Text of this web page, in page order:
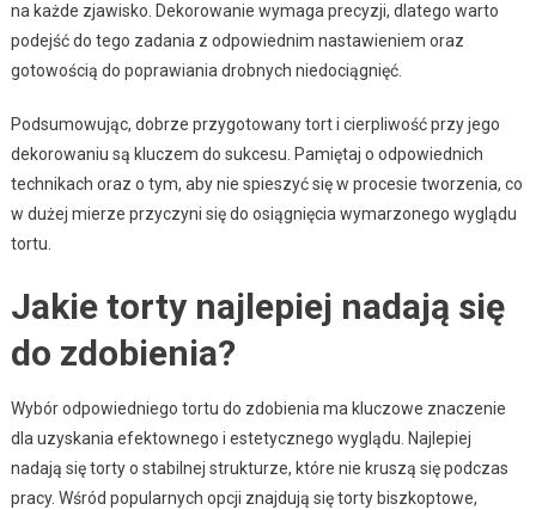
na każde zjawisko. Dekorowanie wymaga precyzji, dlatego warto
podejść do tego zadania z odpowiednim nastawieniem oraz
gotowością do poprawiania drobnych niedociągnięć.
Podsumowując, dobrze przygotowany tort i cierpliwość przy jego
dekorowaniu są kluczem do sukcesu. Pamiętaj o odpowiednich
technikach oraz o tym, aby nie spieszyć się w procesie tworzenia, co
w dużej mierze przyczyni się do osiągnięcia wymarzonego wyglądu
tortu.
Jakie torty najlepiej nadają się
do zdobienia?
Wybór odpowiedniego tortu do zdobienia ma kluczowe znaczenie
dla uzyskania efektownego i estetycznego wyglądu. Najlepiej
nadają się torty o stabilnej strukturze, które nie kruszą się podczas
pracy. Wśród popularnych opcji znajdują się torty biszkoptowe,